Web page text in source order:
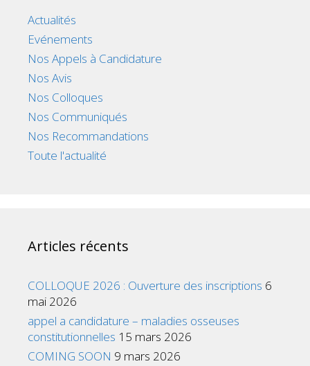
Actualités
Evénements
Nos Appels à Candidature
Nos Avis
Nos Colloques
Nos Communiqués
Nos Recommandations
Toute l'actualité
Articles récents
COLLOQUE 2026 : Ouverture des inscriptions 6
mai 2026
appel a candidature – maladies osseuses
constitutionnelles 15 mars 2026
COMING SOON 9 mars 2026